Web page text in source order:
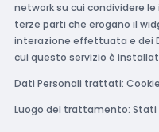
network su cui condividere
terze parti che erogano il
interazione effettuata e dei
cui questo servizio è
Dati Personali trattati:
Luogo del trattamento: Stati